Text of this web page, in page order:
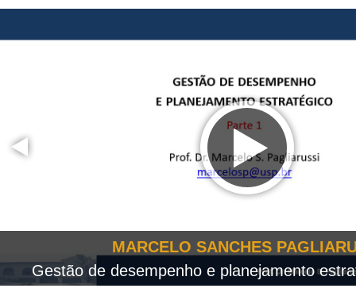
MARCELO SANCHES
Gestão de desempenho e planejamento